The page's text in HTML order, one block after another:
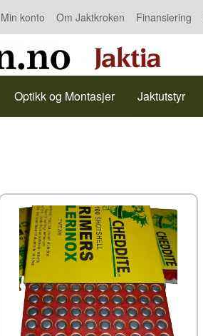
Min konto Om Jaktkroken Finansiering
Kontakt oss
Optikk og Montasjer Jaktutstyr
Kjøp